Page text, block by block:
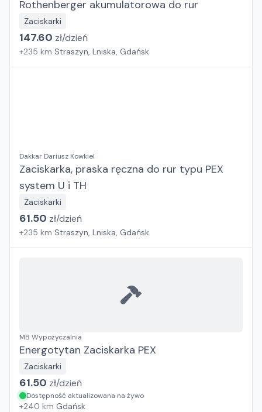
Rothenberger akumulatorowa do rur
Zaciskarki
147.60 zł/dzień
+235 km Straszyn, Lniska, Gdańsk
Dakkar Dariusz Kowkiel
Zaciskarka, praska ręczna do rur typu PEX
system U i TH
Zaciskarki
61.50 zł/dzień
+235 km Straszyn, Lniska, Gdańsk
MB Wypożyczalnia
Energotytan Zaciskarka PEX
Zaciskarki
61.50 zł/dzień
Dostępność aktualizowana na żywo
+240 km Gdańsk